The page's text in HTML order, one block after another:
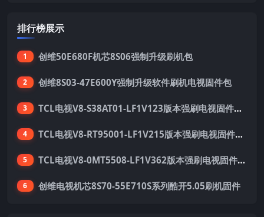
排行榜展示
1 创维50E680F机芯8S06强制升级刷机包
2 创维8S03-47E600Y强制升级软件刷机电视固件包
3 TCL电视V8-S38AT01-LF1V123版本强刷电视固件包下载
4 TCL电视V8-RT95001-LF1V215版本强刷电视固件包下载
5 TCL电视V8-0MT5508-LF1V362版本强刷电视固件包下载
6 创维电视机芯8S70-55E710S系列酷开5.05刷机固件